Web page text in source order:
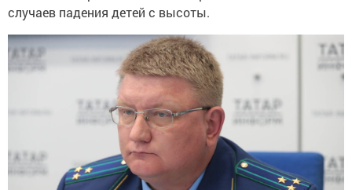
случаев падения детей с высоты.